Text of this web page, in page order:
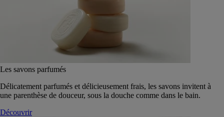
Les savons parfumés
Délicatement parfumés et délicieusement frais, les savons invitent à
une parenthèse de douceur, sous la douche comme dans le bain.
Découvrir